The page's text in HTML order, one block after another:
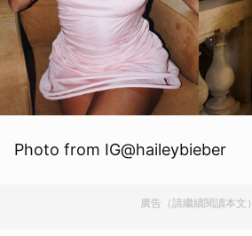
Photo from IG@haileybieber
廣告（請繼續閱讀本文）